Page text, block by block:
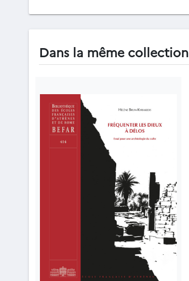
Dans la même collection